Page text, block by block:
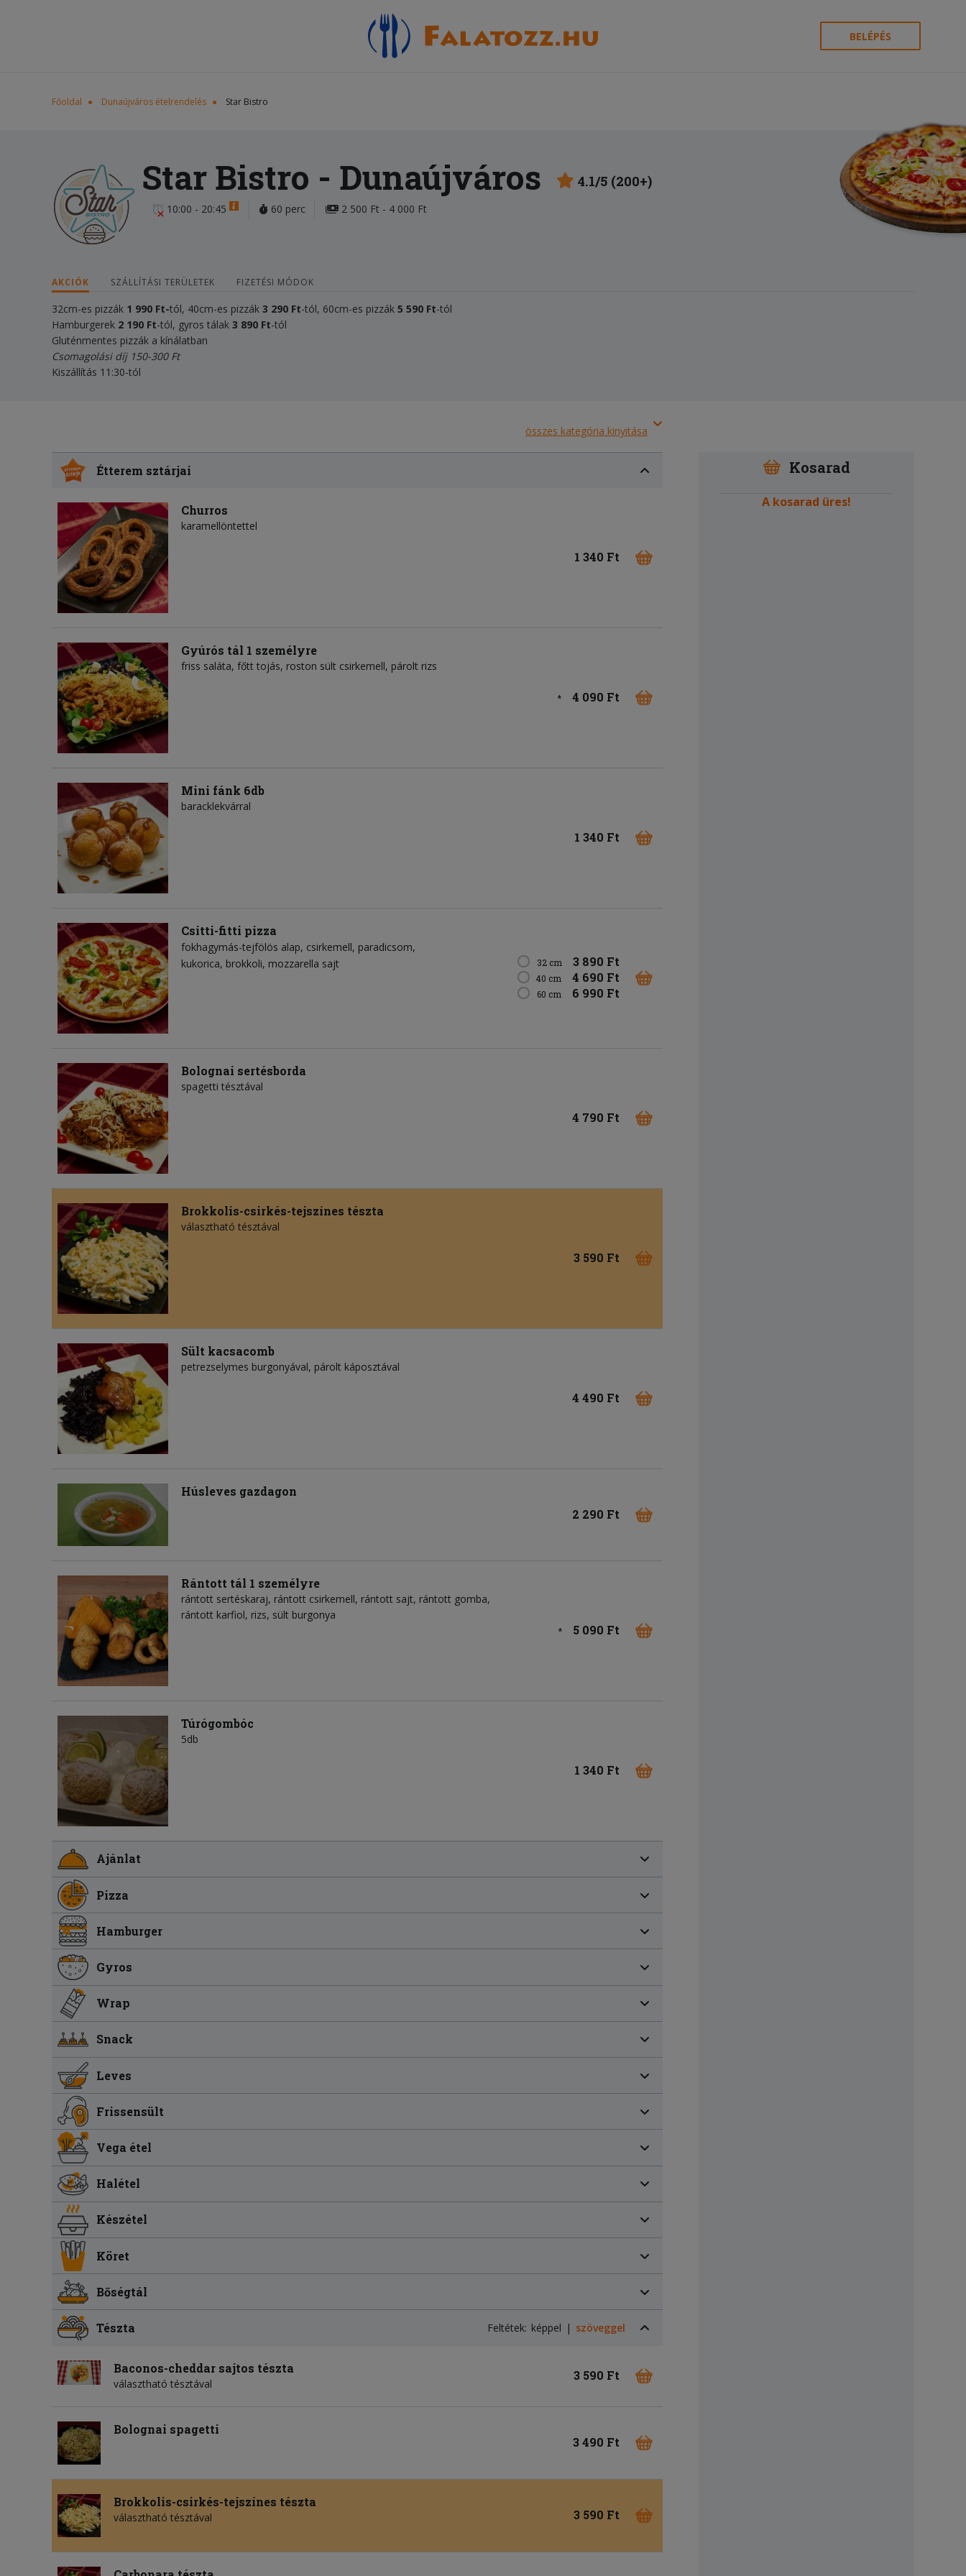
BELÉPÉS
Főoldal Dunaújváros ételrendelés Star Bistro
Star Bistro - Dunaújváros 4.1/5 (200+)
10:00 - 20:45 60 perc 2 500 Ft - 4 000 Ft
AKCIÓK SZÁLLÍTÁSI TERÜLETEK FIZETÉSI MÓDOK
32cm-es pizzák 1 990 Ft-tól, 40cm-es pizzák 3 290 Ft-tól, 60cm-es pizzák 5 590 Ft-tól
Hamburgerek 2 190 Ft-tól, gyros tálak 3 890 Ft-tól
Gluténmentes pizzák a kínálatban
Csomagolási díj 150-300 Ft
Kiszállítás 11:30-tól
összes kategória kinyitása
Étterem sztárjai
Churros
karamellöntettel
1 340 Ft
Gyúrós tál 1 személyre
friss saláta, főtt tojás, roston sült csirkemell, párolt rizs
* 4 090 Ft
Mini fánk 6db
baracklekvárral
1 340 Ft
Csitti-fitti pizza
fokhagymás-tejfölös alap csirkemell paradicsom
kukorica brokkoli mozzarella sajt 32 cm 3 890 Ft
40 cm 4 690 Ft
60 cm 6 990 Ft
Bolognai sertésborda
spagetti tésztával
4 790 Ft
Brokkolis-csirkés-tejszínes tészta
választható tésztával
3 590 Ft
Sült kacsacomb
petrezselymes burgonyával, párolt káposztával
4 490 Ft
Húsleves gazdagon
2 290 Ft
Rántott tál 1 személyre
rántott sertéskaraj, rántott csirkemell, rántott sajt, rántott gomba,
rántott karfiol, rizs, sült burgonya
* 5 090 Ft
Túrógombóc
5db
1 340 Ft
Ajánlat
Pizza
Hamburger
Gyros
Wrap
Snack
Leves
Frissensült
Vega étel
Halétel
Készétel
Köret
Bőségtál
Tészta Feltétek: képpel szöveggel
Baconos-cheddar sajtos tészta
választható tésztával
3 590 Ft
Bolognai spagetti
3 490 Ft
Brokkolis-csirkés-tejszínes tészta
választható tésztával 3 590 Ft
Kosarad
A kosarad üres!